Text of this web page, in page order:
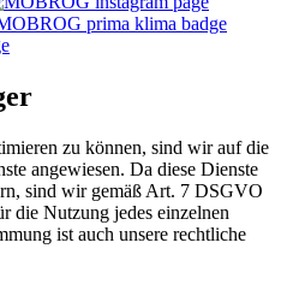
zu können, sind wir auf die
angewiesen. Da diese Dienste
sind wir gemäß Art. 7 DSGVO
die Nutzung jedes einzelnen
ist auch unsere rechtliche